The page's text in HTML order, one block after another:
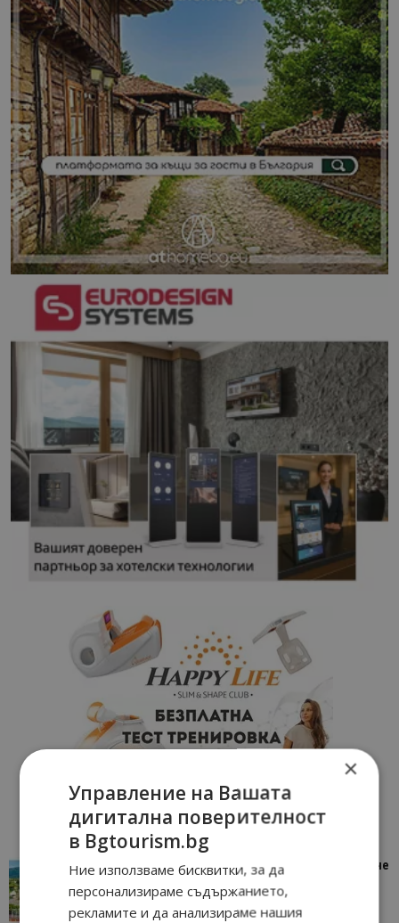
“Пощенска картичка от…”: Петрич – Изживяване
11/07/2026 11:22
×
Управление на Вашата
дигитална поверителност
в Bgtourism.bg
Ние използваме бисквитки, за да
персонализираме съдържанието,
рекламите и да анализираме нашия